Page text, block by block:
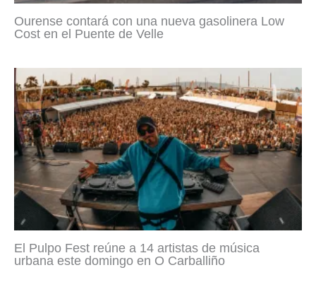
Ourense contará con una nueva gasolinera Low
Cost en el Puente de Velle
El Pulpo Fest reúne a 14 artistas de música
urbana este domingo en O Carballiño